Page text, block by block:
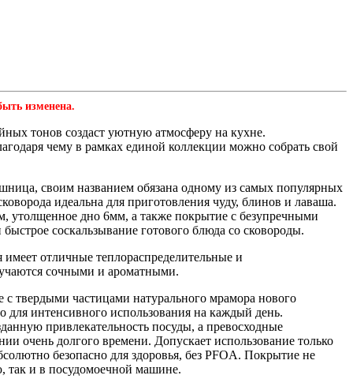
изменена.
тонов создаст уютную атмосферу на кухне.
чему в рамках единой коллекции можно собрать свой
своим названием обязана одному из самых популярных
идеальна для приготовления чуду, блинов и лаваша.
утолщенное дно 6мм, а также покрытие с безупречными
соскальзывание готового блюда со сковороды.
отличные теплораспределительные и
сочными и ароматными.
твердыми частицами натурального мрамора нового
для интенсивного использования на каждый день.
привлекательность посуды, а превосходные
очень долгого времени. Допускает использование только
безопасно для здоровья, без PFOA. Покрытие не
так и в посудомоечной машине.